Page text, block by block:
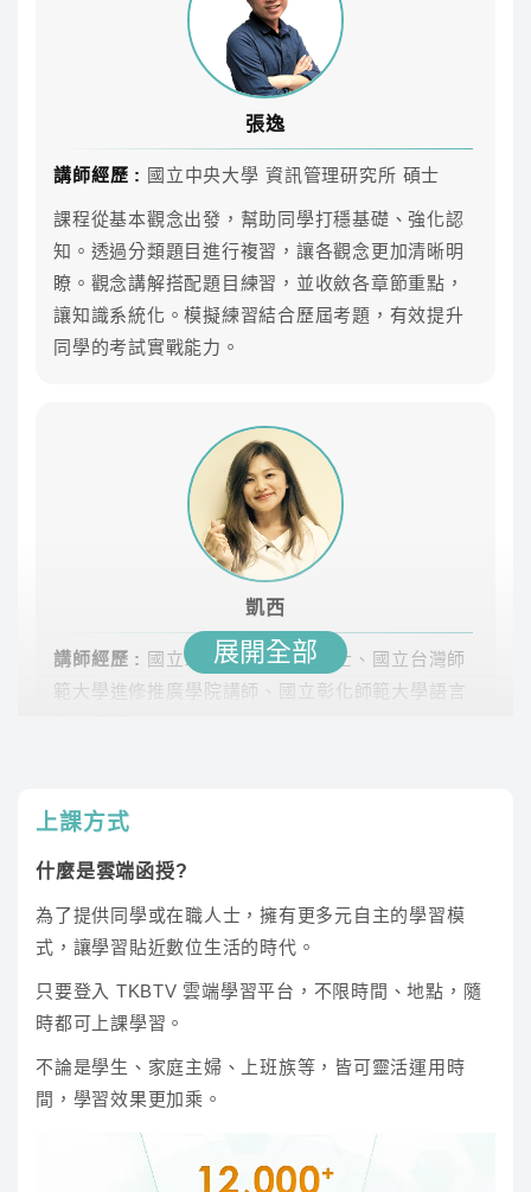
課程， 立即享有學費折抵 2,000 元
越早準備，上榜越有機會！
※TKB 購課網保有隨時修改、變更、暫停或終止本活動內容
之權利※
課程特色
透過系統性教學，以及豐富的學習服務，帶你輕鬆
掌握中華電信應考技巧
專業師資團隊，教學內容紮實完整，課程類組選擇多元
課後LINE社群與其他考生切磋討論、專員1對1諮詢協助
學習不受限
課程內容
專業師資團隊領軍，共同科目、專業科目皆可自由
英文
英文 傑瑞
張逸 64.6
張逸
講師經歷 : 國立中央大學 資訊管理研究所 碩士
課程從基本觀念出發，幫助同學打穩基礎、強化認
知。透過分類題目進行複習，讓各觀念更加清晰明
瞭。觀念講解搭配題目練習，並收斂各章節重點，
讓知識系統化。模擬練習結合歷屆考題，有效提升
同學的考試實戰能力。
凱西
講師經歷 : 國立政治大學語言學博士、國立台灣師
範大學進修推廣學院講師、國立彰化師範大學語言
的理解。透過逐步引導，協助學生突破英文學習的
難關，並掌握快速解題技巧，從而順利達成理想的
展開全部
上課方式
什麼是雲端函授?
為了提供同學或在職人士，擁有更多元自主的學習模
式，讓學習貼近數位生活的時代。
只要登入 TKBTV 雲端學習平台，不限時間、地點，隨
時都可上課學習。
不論是學生、家庭主婦、上班族等，皆可靈活運用時
間，學習效果更加乘。